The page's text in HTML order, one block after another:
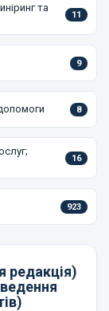
та
11
9
8
16
923
редакція)